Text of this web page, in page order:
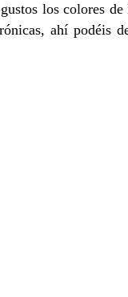
los colores de
ahí podéis